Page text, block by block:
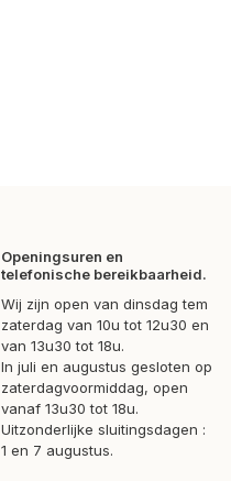
Openingsuren en
telefonische bereikbaarheid.
Wij zijn open van dinsdag tem
zaterdag van 10u tot 12u30 en
van 13u30 tot 18u.
In juli en augustus gesloten op
zaterdagvoormiddag, open
vanaf 13u30 tot 18u.
Uitzonderlijke sluitingsdagen :
1 en 7 augustus.